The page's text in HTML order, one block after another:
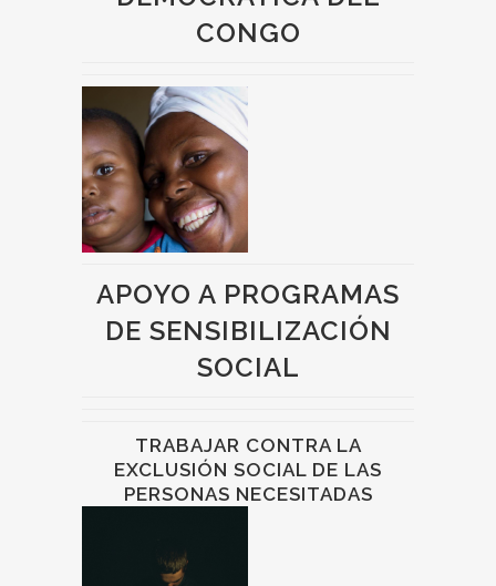
CONGO
APOYO A PROGRAMAS
DE SENSIBILIZACIÓN
SOCIAL
TRABAJAR CONTRA LA
EXCLUSIÓN SOCIAL DE LAS
PERSONAS NECESITADAS